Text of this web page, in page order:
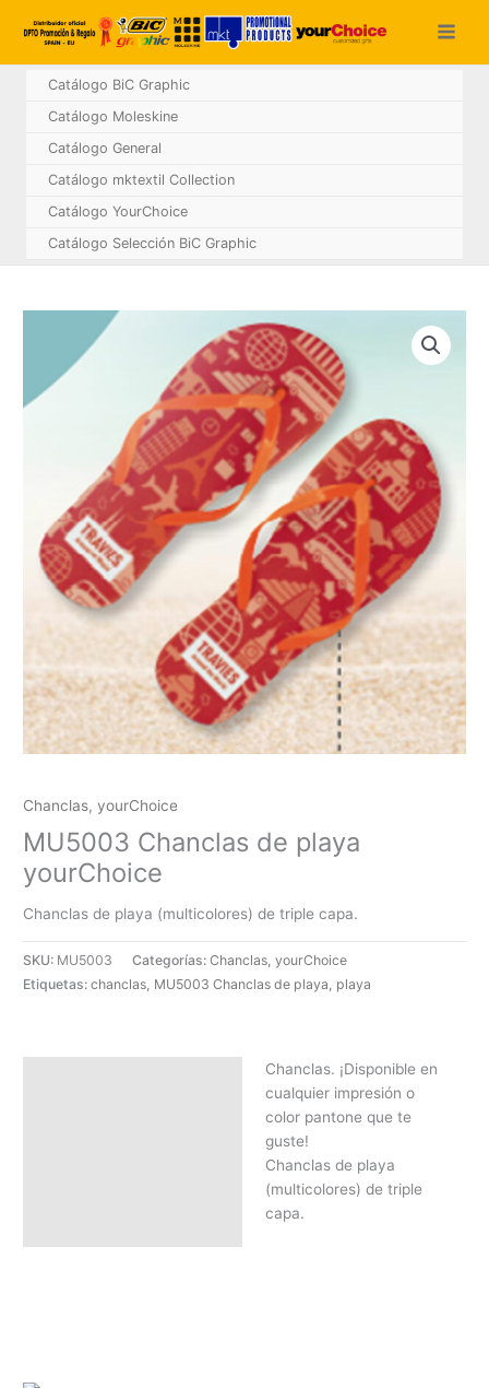
Catálogo BiC Graphic
Catálogo Moleskine
Catálogo General
Catálogo mktextil Collection
Catálogo YourChoice
Catálogo Selección BiC Graphic
Chanclas,yourChoice
MU5003 Chanclas de playa
yourChoice
Chanclas de playa (multicolores) de triple capa.
SKU: MU5003 Categorías:Chanclas,yourChoice
Etiquetas:chanclas, MU5003 Chanclas de playa, playa
Chanclas. ¡Disponible en
cualquier impresión o
color pantone que te
guste!
Chanclas de playa
(multicolores) de triple
capa.